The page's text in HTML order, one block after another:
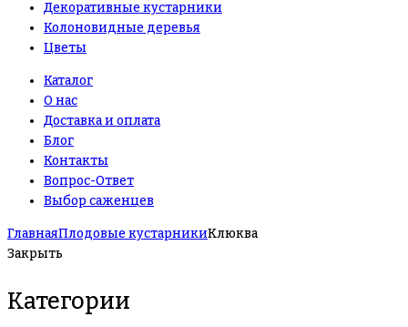
Декоративные кустарники
Колоновидные деревья
Цветы
Каталог
О нас
Доставка и оплата
Блог
Контакты
Вопрос-Ответ
Выбор саженцев
ГлавнаяПлодовые кустарникиКлюква
Закрыть
Категории